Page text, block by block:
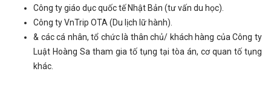
Công ty giáo dục quốc tế Nhật Bản (tư vấn du học).
Công ty VnTrip OTA (Du lịch lữ hành).
& các cá nhân, tổ chức là thân chủ/ khách hàng của Công ty
Luật Hoàng Sa tham gia tố tụng tại tòa án, cơ quan tố tụng
khác.